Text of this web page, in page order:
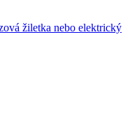
žiletka nebo elektrický